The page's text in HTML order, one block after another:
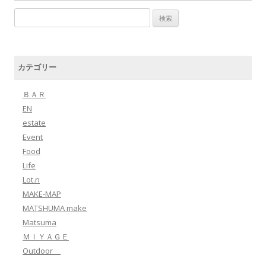
カテゴリー
ＢＡＲ
EN
estate
Event
Food
Life
Lot.n
MAKE-MAP
MATSHUMA make
Matsuma
ＭＩＹＡＧＥ
Outdoor